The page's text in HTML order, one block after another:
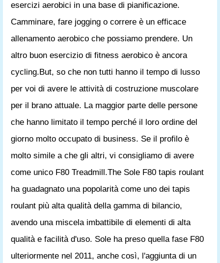
esercizi aerobici in una base di pianificazione.
Camminare, fare jogging o correre è un efficace
allenamento aerobico che possiamo prendere. Un
altro buon esercizio di fitness aerobico è ancora
cycling.But, so che non tutti hanno il tempo di lusso
per voi di avere le attività di costruzione muscolare
per il brano attuale. La maggior parte delle persone
che hanno limitato il tempo perché il loro ordine del
giorno molto occupato di business. Se il profilo è
molto simile a che gli altri, vi consigliamo di avere
come unico F80 Treadmill.The Sole F80 tapis roulant
ha guadagnato una popolarità come uno dei tapis
roulant più alta qualità della gamma di bilancio,
avendo una miscela imbattibile di elementi di alta
qualità e facilità d'uso. Sole ha preso quella fase F80
ulteriormente nel 2011, anche così, l'aggiunta di un